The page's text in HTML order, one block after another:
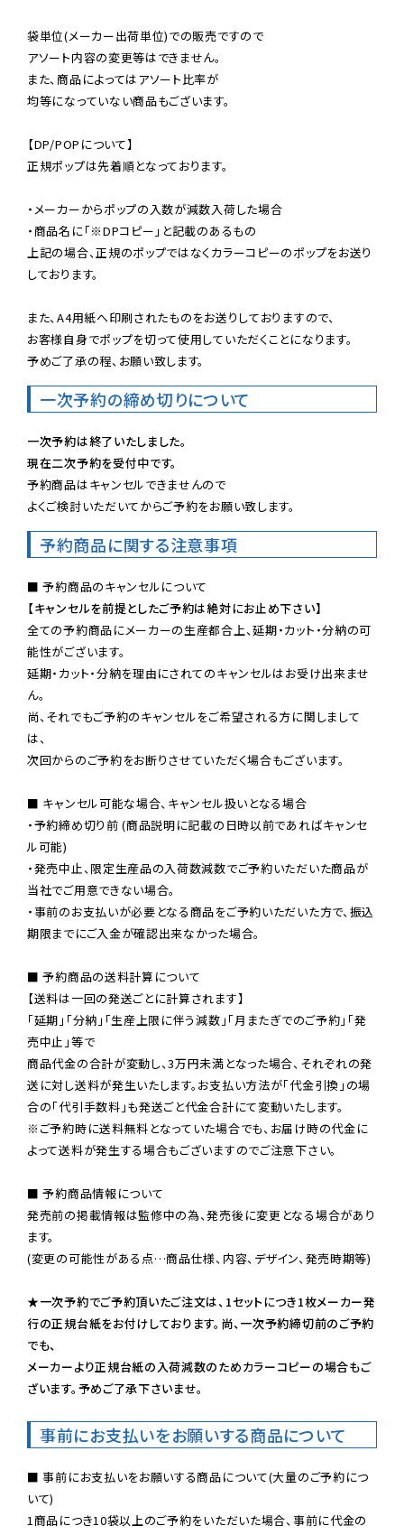
袋単位(メーカー出荷単位)での販売ですので
アソート内容の変更等はできません。
また、商品によってはアソート比率が
均等になっていない商品もございます。
【DP/POPについて】
正規ポップは先着順となっております。
・メーカーからポップの入数が減数入荷した場合
・商品名に「※DPコピー」と記載のあるもの
上記の場合、正規のポップではなくカラーコピーのポップをお送り
しております。
また、A4用紙へ印刷されたものをお送りしておりますので、
お客様自身でポップを切って使用していただくことになります。
予めご了承の程、お願い致します。
一次予約の締め切りについて
一次予約は終了いたしました。
現在二次予約を受付中です。
予約商品はキャンセルできませんので
よくご検討いただいてからご予約をお願い致します。
予約商品に関する注意事項
【キャンセルを前提としたご予約は絶対にお止め下さい】
全ての予約商品にメーカーの生産都合上、延期・カット・分納の可
能性がございます。
延期・カット・分納を理由にされてのキャンセルはお受け出来ませ
ん。
尚、それでもご予約のキャンセルをご希望される方に関しまして
は、
次回からのご予約をお断りさせていただく場合もございます。
■ キャンセル可能な場合、キャンセル扱いとなる場合
・予約締め切り前 (商品説明に記載の日時以前であればキャンセ
ル可能)
・発売中止、限定生産品の入荷数減数でご予約いただいた商品が
当社でご用意できない場合。
・事前のお支払いが必要となる商品をご予約いただいた方で、振込
期限までにご入金が確認出来なかった場合。
■ 予約商品の送料計算について
【送料は一回の発送ごとに計算されます】
「延期」「分納」「生産上限に伴う減数」「月またぎでのご予約」「発
売中止」等で
商品代金の合計が変動し、3万円未満となった場合、それぞれの発
送に対し送料が発生いたします。お支払い方法が「代金引換」の場
※ご予約時に送料無料となっていた場合でも、お届け時の代金に
よって送料が発生する場合もございますのでご注意下さい。
■ 予約商品情報について
発売前の掲載情報は監修中の為、発売後に変更となる場合があり
ます。
(変更の可能性がある点…商品仕様、内容、デザイン、発売時期等)
★一次予約でご予約頂いたご注文は、1セットにつき1枚メーカー発
行の正規台紙をお付けしております。尚、一次予約締切前のご予約
でも、
メーカーより正規台紙の入荷減数のためカラーコピーの場合もご
ざいます。予めご了承下さいませ。
事前にお支払いをお願いする商品について
■ 事前にお支払いをお願いする商品について(大量のご予約につ
いて)
1商品につき10袋以上のご予約をいただいた場合、事前に代金の